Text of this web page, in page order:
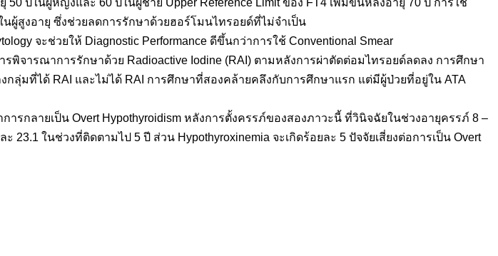
ปีในผู้หญิงและ 60 ปีในผู้ชาย Upper Reference Limit ของ FT4 เพิ่มขึ้นหลังอายุ 70 ปี การใช้
นผู้สูงอายุ ซึ่งช่วยลดการรักษาด้วยฮอร์โมนไทรอยด์ที่ไม่จำเป็น
จะช่วยให้ Diagnostic Performance ดีขึ้นกว่าการใช้ Conventional Smear
รพิจารณาการรักษาด้วย Radioactive Iodine (RAI) ตามหลังการผ่าตัดต่อมไทรอยด์ลดลง การศึกษา
ลุ่มที่ได้ RAI และไม่ได้ RAI การศึกษาที่สองคล้ายคลึงกับการศึกษาแรก แต่มีผู้ป่วยที่อยู่ใน ATA
ารกลายเป็น Overt Hypothyroidism หลังการตั้งครรภ์ของสองภาวะนี้ ที่วินิจฉัยในช่วงอายุครรภ์ 8 –
23.1 ในช่วงที่ติดตามไป 5 ปี ส่วน Hypothyroxinemia จะเกิดร้อยละ 5 ปัจจัยเสี่ยงต่อการเป็น Overt